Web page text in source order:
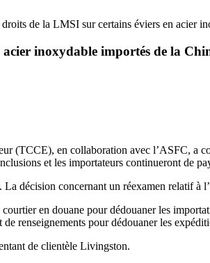
de la LMSI sur certains éviers en acier
inoxydable importés de la
(TCCE), en collaboration avec l’ASFC, a
et les importateurs continueront de
. La décision concernant un réexamen relatif à
en douane pour dédouaner les
renseignements pour dédouaner les
de clientèle Livingston.